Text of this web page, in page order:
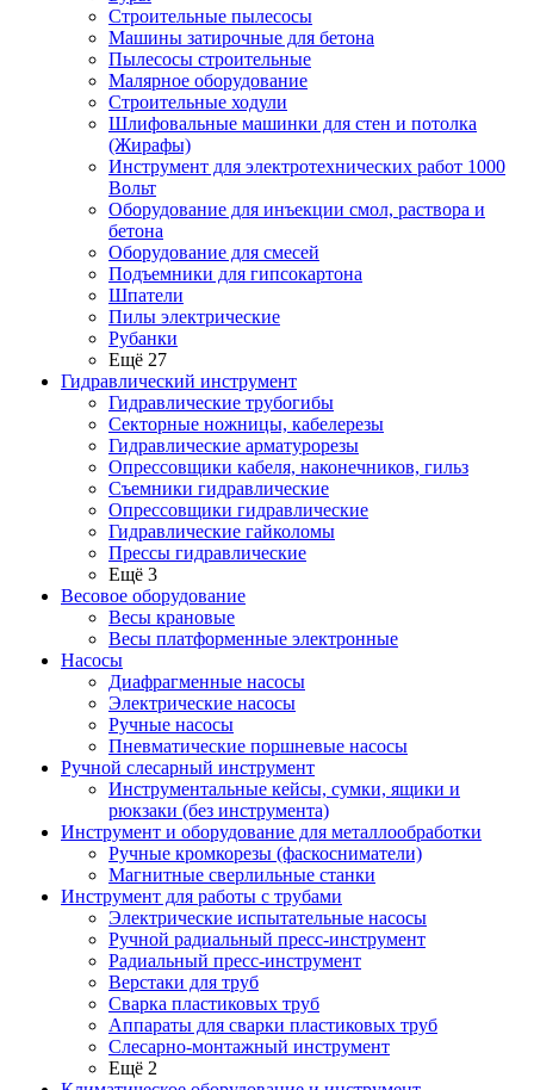
Строительные пылесосы
Машины затирочные для бетона
Пылесосы строительные
Малярное оборудование
Строительные ходули
Шлифовальные машинки для стен и потолка
(Жирафы)
Инструмент для электротехнических работ 1000
Вольт
Оборудование для инъекции смол, раствора и
бетона
Оборудование для смесей
Подъемники для гипсокартона
Шпатели
Пилы электрические
Рубанки
Ещё 27
Гидравлический инструмент
Гидравлические трубогибы
Секторные ножницы, кабелерезы
Гидравлические арматурорезы
Опрессовщики кабеля, наконечников, гильз
Съемники гидравлические
Опрессовщики гидравлические
Гидравлические гайколомы
Прессы гидравлические
Ещё 3
Весовое оборудование
Весы крановые
Весы платформенные электронные
Насосы
Диафрагменные насосы
Электрические насосы
Ручные насосы
Пневматические поршневые насосы
Ручной слесарный инструмент
Инструментальные кейсы, сумки, ящики и
рюкзаки (без инструмента)
Инструмент и оборудование для металлообработки
Ручные кромкорезы (фаскосниматели)
Магнитные сверлильные станки
Инструмент для работы с трубами
Электрические испытательные насосы
Ручной радиальный пресс-инструмент
Радиальный пресс-инструмент
Верстаки для труб
Сварка пластиковых труб
Аппараты для сварки пластиковых труб
Слесарно-монтажный инструмент
Ещё 2